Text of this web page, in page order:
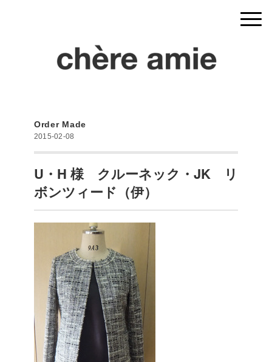
Order Made
2015-02-08
U・H 様 クルーネック・JK リ
ボンツィード（伊）